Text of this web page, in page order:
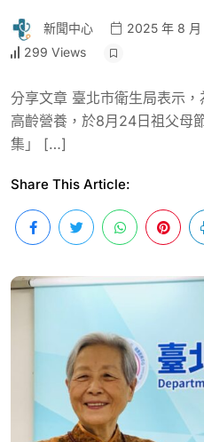
新聞中心 2025 年 8 月
299 Views
分享文章 臺北市衛生局表示
高齡營養，於8月24日祖父母
集」 […]
Share This Article: